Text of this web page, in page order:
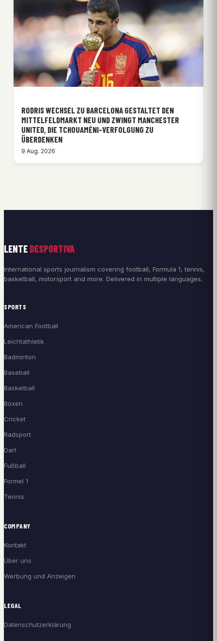
RODRIS WECHSEL ZU BARCELONA GESTALTET DEN
MITTELFELDMARKT NEU UND ZWINGT MANCHESTER
UNITED, DIE TCHOUAMÉNI-VERFOLGUNG ZU
ÜBERDENKEN
9 Aug. 2026
LENTE DESPORTIVA
International sports journalism covering football, Formula 1, tennis,
basketball, motorsport and more. Delivered in multiple languages.
SPORTS
American Football
Leichtathletik
Badminton
Baseball
Basketball
Boxen
Cricket
Radsport
Dart
Fußball
Formel 1
Tennis
COMPANY
Kontakt
Über uns
Werbung und Anzeigen
LEGAL
Datenschutzerklärung